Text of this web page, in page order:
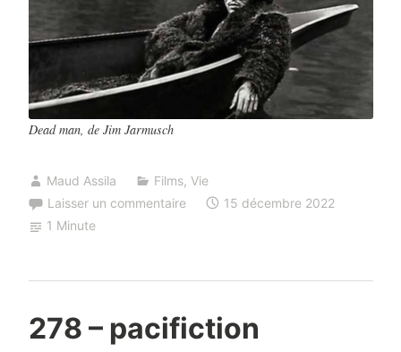
Dead man, de Jim Jarmusch
Maud Assila Films, Vie
Laisser un commentaire
15 décembre 2022
1 Minute
278 – pacifiction